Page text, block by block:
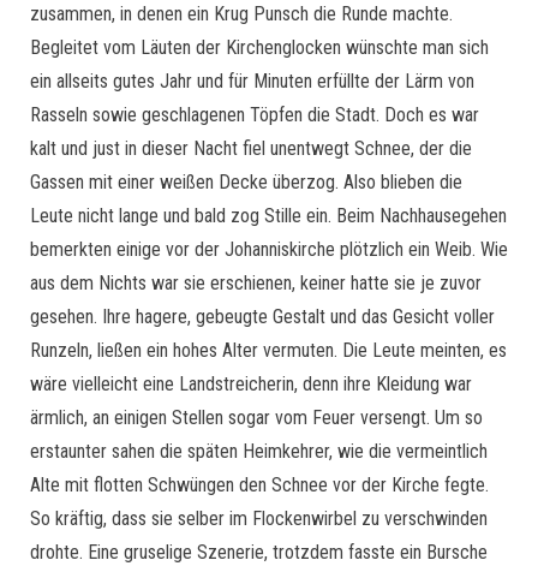
zusammen, in denen ein Krug Punsch die Runde machte.
Begleitet vom Läuten der Kirchenglocken wünschte man sich
ein allseits gutes Jahr und für Minuten erfüllte der Lärm von
Rasseln sowie geschlagenen Töpfen die Stadt. Doch es war
kalt und just in dieser Nacht fiel unentwegt Schnee, der die
Gassen mit einer weißen Decke überzog. Also blieben die
Leute nicht lange und bald zog Stille ein. Beim Nachhausegehen
bemerkten einige vor der Johanniskirche plötzlich ein Weib. Wie
aus dem Nichts war sie erschienen, keiner hatte sie je zuvor
gesehen. Ihre hagere, gebeugte Gestalt und das Gesicht voller
Runzeln, ließen ein hohes Alter vermuten. Die Leute meinten, es
wäre vielleicht eine Landstreicherin, denn ihre Kleidung war
ärmlich, an einigen Stellen sogar vom Feuer versengt. Um so
erstaunter sahen die späten Heimkehrer, wie die vermeintlich
Alte mit flotten Schwüngen den Schnee vor der Kirche fegte.
So kräftig, dass sie selber im Flockenwirbel zu verschwinden
drohte. Eine gruselige Szenerie, trotzdem fasste ein Bursche